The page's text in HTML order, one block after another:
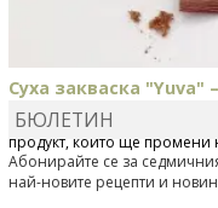
Суха закваска
Отскоро Лесафр България
продукт, който ще промени
БЮЛЕТИН
Абонирайте се за
най-новите рецепти и